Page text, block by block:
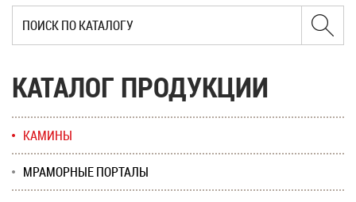
КАТАЛОГ ПРОДУКЦИИ
КАМИНЫ
МРАМОРНЫЕ ПОРТАЛЫ